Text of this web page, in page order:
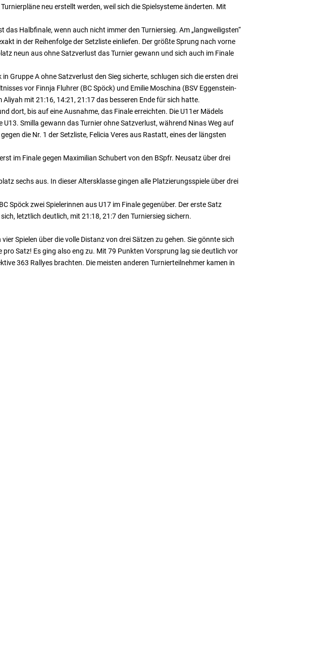
neu erstellt werden, weil sich die Spielsysteme änderten. Mit
Halbfinale, wenn auch nicht immer den Turniersieg. Am „langweiligsten“
in der Reihenfolge der Setzliste einliefen. Der größte Sprung nach vorne
neun aus ohne Satzverlust das Turnier gewann und sich auch im Finale
Gruppe A ohne Satzverlust den Sieg sicherte, schlugen sich die ersten drei
vor Finnja Fluhrer (BC Spöck) und Emilie Moschina (BSV Eggenstein-
mit 21:16, 14:21, 21:17 das besseren Ende für sich hatte.
dort, bis auf eine Ausnahme, das Finale erreichten. Die U11er Mädels
Smilla gewann das Turnier ohne Satzverlust, während Ninas Weg auf
die Nr. 1 der Setzliste, Felicia Veres aus Rastatt, eines der längsten
im Finale gegen Maximilian Schubert von den BSpfr. Neusatz über drei
sechs aus. In dieser Altersklasse gingen alle Platzierungsspiele über drei
Spöck zwei Spielerinnen aus U17 im Finale gegenüber. Der erste Satz
letztlich deutlich, mit 21:18, 21:7 den Turniersieg sichern.
Spielen über die volle Distanz von drei Sätzen zu gehen. Sie gönnte sich
Satz! Es ging also eng zu. Mit 79 Punkten Vorsprung lag sie deutlich vor
363 Rallyes brachten. Die meisten anderen Turnierteilnehmer kamen in